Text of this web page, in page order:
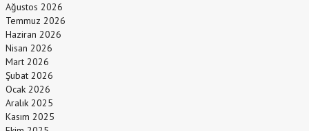
Ağustos 2026
Temmuz 2026
Haziran 2026
Nisan 2026
Mart 2026
Şubat 2026
Ocak 2026
Aralık 2025
Kasım 2025